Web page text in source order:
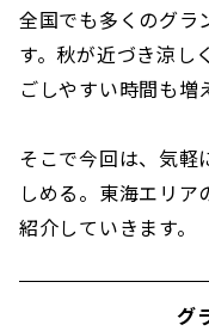
全国でも多くのグラ
す。秋が近づき涼し
ごしやすい時間も増
そこで今回は、気軽
しめる。東海エリ
紹介していきます。
グ